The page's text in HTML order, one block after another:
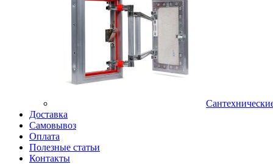
Доставка
Самовывоз
Оплата
Полезные статьи
Контакты